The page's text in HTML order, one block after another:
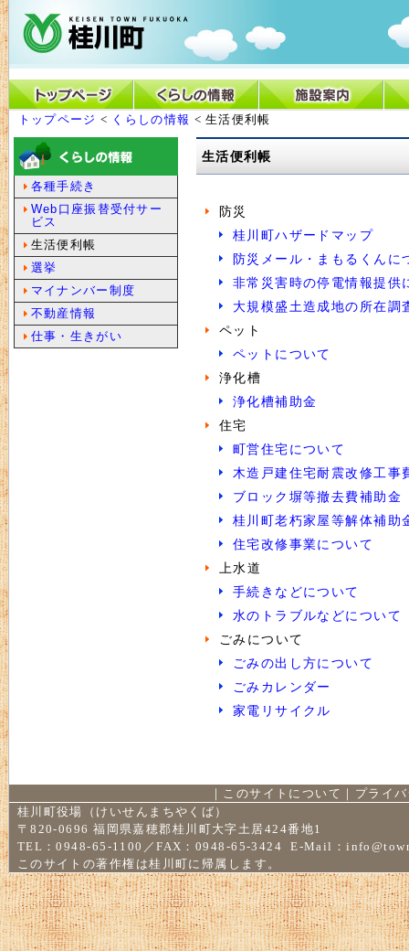
トップページ < くらしの情報 < 生活便利帳
生活便利帳
防災
桂川町ハザードマップ
防災メール・まもるくんに
非常災害時の停電情報提供
大規模盛土造成地の所在調
ペット
ペットについて
浄化槽
浄化槽補助金
住宅
町営住宅について
木造戸建住宅耐震改修工事
ブロック塀等撤去費補助金
桂川町老朽家屋等解体補助
住宅改修事業について
上水道
手続きなどについて
水のトラブルなどについて
ごみについて
ごみの出し方について
ごみカレンダー
家電リサイクル
各種手続き
Web口座振替受付サー
ビス
生活便利帳
選挙
マイナンバー制度
不動産情報
仕事・生きがい
｜ このサイトについて ｜ プライ
桂川町役場（けいせんまちやくば）
〒820-0696 福岡県嘉穂郡桂川町大字土居424番地1
TEL：0948-65-1100／FAX：0948-65-3424 E-Mail：
このサイトの著作権は桂川町に帰属します。